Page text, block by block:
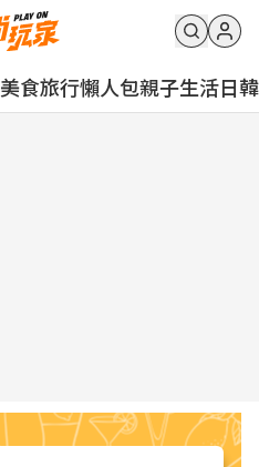
美食旅行懶人包親子生活日韓